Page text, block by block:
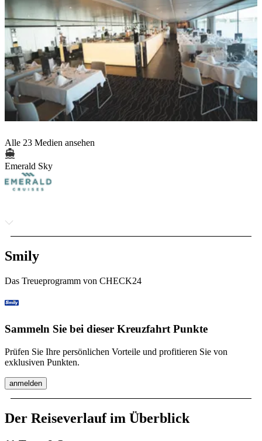
Alle 23 Medien ansehen
Emerald Sky
Smily
Das Treueprogramm von CHECK24
Sammeln Sie bei dieser Kreuzfahrt Punkte
Prüfen Sie Ihre persönlichen Vorteile und profitieren Sie von
exklusiven Punkten.
anmelden
Der Reiseverlauf im Überblick